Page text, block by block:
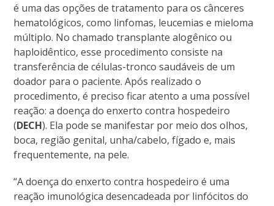
é uma das opções de tratamento para os cânceres
hematológicos, como linfomas, leucemias e mieloma
múltiplo. No chamado transplante alogênico ou
haploidêntico, esse procedimento consiste na
transferência de células-tronco saudáveis de um
doador para o paciente. Após realizado o
procedimento, é preciso ficar atento a uma possível
reação: a doença do enxerto contra hospedeiro
(DECH). Ela pode se manifestar por meio dos olhos,
boca, região genital, unha/cabelo, fígado e, mais
frequentemente, na pele.
“A doença do enxerto contra hospedeiro é uma
reação imunológica desencadeada por linfócitos do